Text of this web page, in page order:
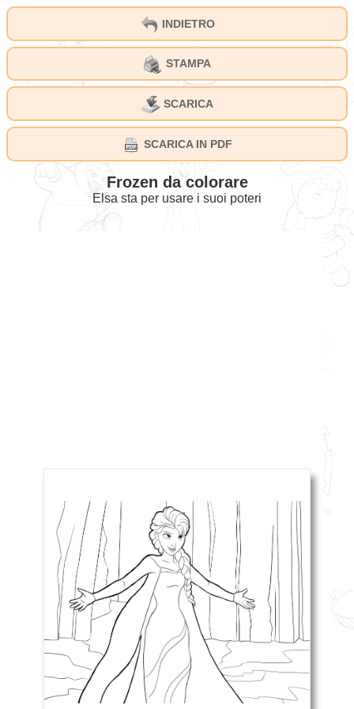
INDIETRO
STAMPA
SCARICA
SCARICA IN PDF
Frozen da colorare
Elsa sta per usare i suoi poteri